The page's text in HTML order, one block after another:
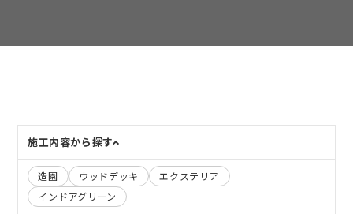
施工内容から探す
造園 ウッドデッキ
エクステリア
インドアグリーン